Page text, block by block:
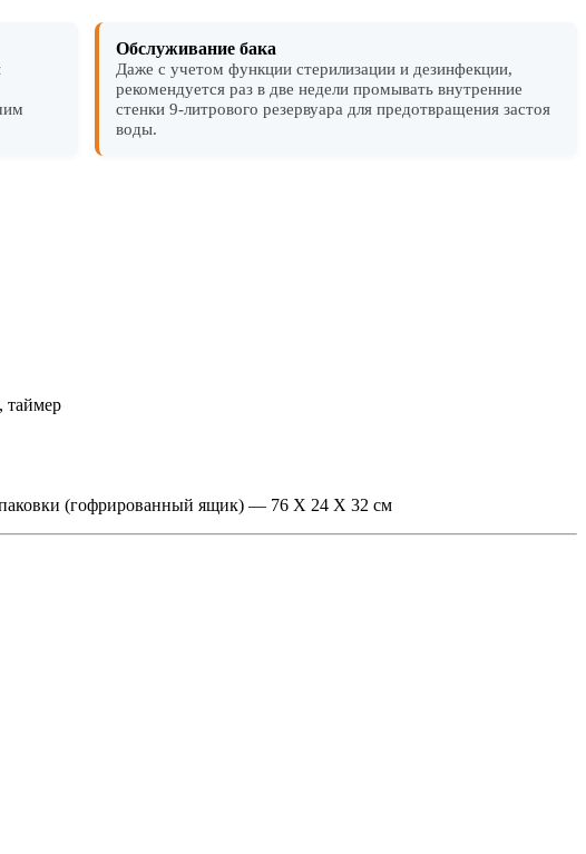
Обслуживание бака
Даже с учетом функции стерилизации и дезинфекции,
рекомендуется раз в две недели промывать внутренние
стенки 9-литрового резервуара для предотвращения застоя
воды.
таймер
(гофрированный ящик) — 76 X 24 X 32 см